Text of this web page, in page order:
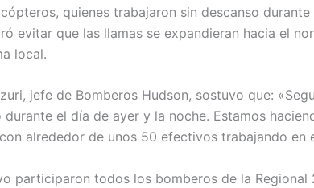
quienes trabajaron sin descanso
evitar que las llamas se expandieran hacia el
local.
jefe de Bomberos Hudson, sostuvo que:
el día de ayer y la noche. Estamos
alrededor de unos 50 efectivos trabajando en
participaron todos los bomberos de la Regional